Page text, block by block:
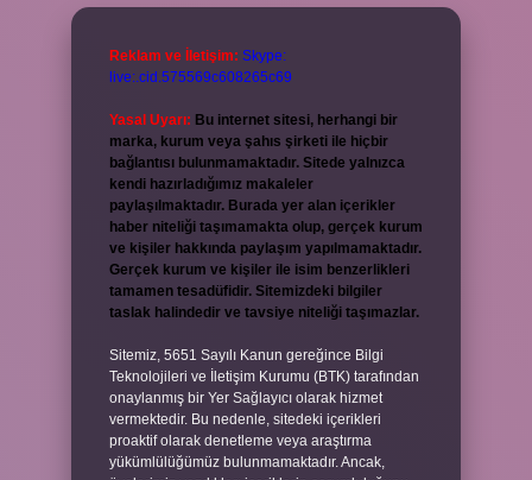
Reklam ve İletişim: Skype:
live:.cid.575569c608265c69
Yasal Uyarı: Bu internet sitesi, herhangi bir
marka, kurum veya şahıs şirketi ile hiçbir
bağlantısı bulunmamaktadır. Sitede yalnızca
kendi hazırladığımız makaleler
paylaşılmaktadır. Burada yer alan içerikler
haber niteliği taşımamakta olup, gerçek kurum
ve kişiler hakkında paylaşım yapılmamaktadır.
Gerçek kurum ve kişiler ile isim benzerlikleri
tamamen tesadüfidir. Sitemizdeki bilgiler
taslak halindedir ve tavsiye niteliği taşımazlar.
Sitemiz, 5651 Sayılı Kanun gereğince Bilgi
Teknolojileri ve İletişim Kurumu (BTK) tarafından
onaylanmış bir Yer Sağlayıcı olarak hizmet
vermektedir. Bu nedenle, sitedeki içerikleri
proaktif olarak denetleme veya araştırma
yükümlülüğümüz bulunmamaktadır. Ancak,